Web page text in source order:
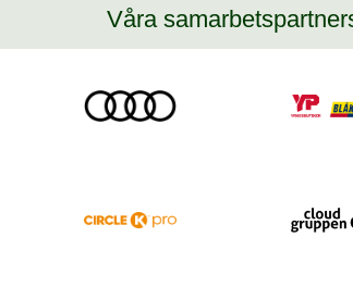
Våra